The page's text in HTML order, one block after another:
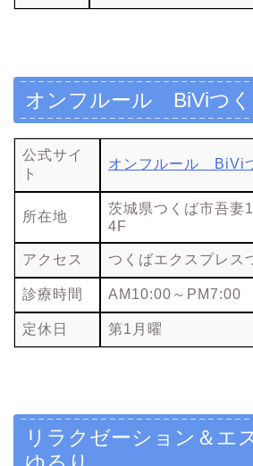
オンフルール BiViつ
公式サイ
ト
オンフルール BiVi
所在地
茨城県つくば市吾妻
4F
アクセス つくばエクスプレス
診療時間 AM10:00～PM7:00
定休日 第1月曜
リラクゼーション＆エ